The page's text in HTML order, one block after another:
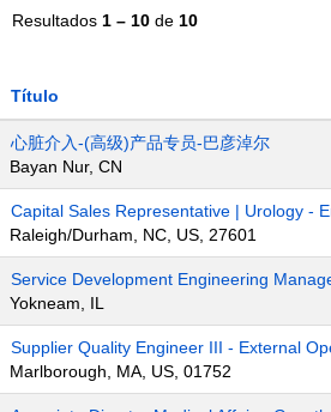
Resultados 1 – 10 de 10
Título
心脏介入-(高级)产品专员-巴彦淖尔
Bayan Nur, CN
Capital Sales Representative | Urology -
Raleigh/Durham, NC, US, 27601
Service Development Engineering
Yokneam, IL
Supplier Quality Engineer III - External
Marlborough, MA, US, 01752